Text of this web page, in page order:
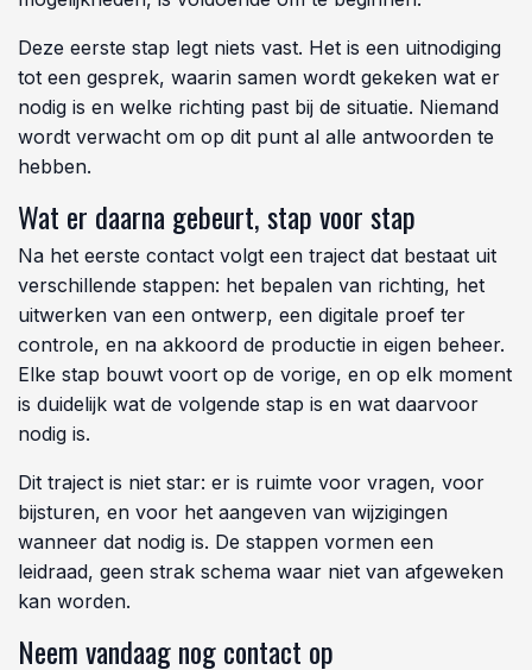
Begin jouw bestelling vandaag
De eerste stap is kleiner dan het lijkt
Voor veel mensen voelt munten bestellen als een
grote stap, met veel keuzes die allemaal vooraf
duidelijk moeten zijn. In werkelijkheid is de eerste stap
veel kleiner: een kort bericht met wat er al bekend is,
hoe beperkt dat ook mag zijn. Een logo, een datum,
een type evenement, of zelfs alleen een vraag over de
mogelijkheden, is voldoende om te beginnen.
tot een gesprek, waarin samen wordt gekeken wat er
nodig is en welke richting past bij de situatie. Niemand
wordt verwacht om op dit punt al alle antwoorden te
hebben.
Wat er daarna gebeurt, stap voor stap